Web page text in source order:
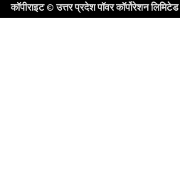
कॉपीराइट © उत्तर प्रदेश पॉवर कॉर्पोरेशन लिमिटेड